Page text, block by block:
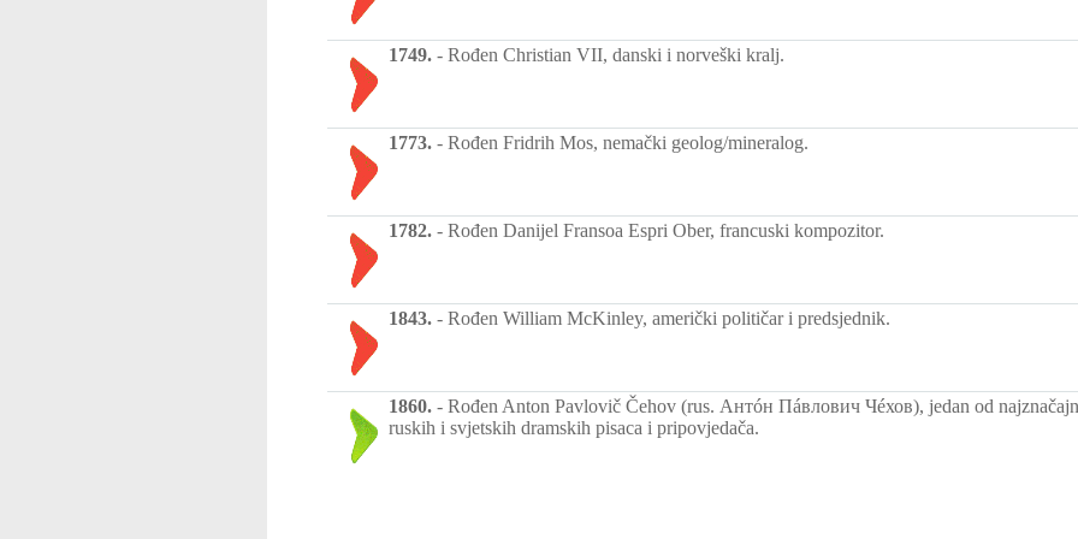
1749. - Rođen Christian VII, danski i norveški kralj.
1773. - Rođen Fridrih Mos, nemački geolog/mineralog.
1782. - Rođen Danijel Fransoa Espri Ober, francuski kompozitor.
1843. - Rođen William McKinley, američki političar i predsjednik.
1860. - Rođen Anton Pavlovič Čehov (rus. Антóн Пáвлович Чéхов), jedan od
ruskih i svjetskih dramskih pisaca i pripovjedača.